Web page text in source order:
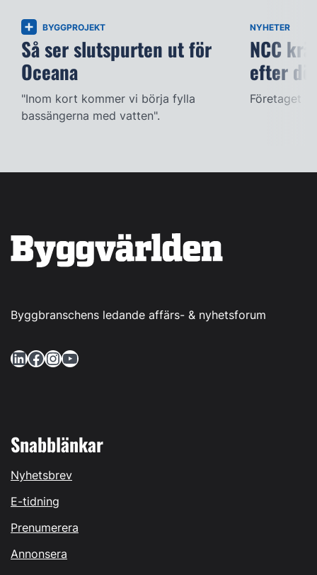
BYGGPROJEKT
Så ser slutspurten ut för
Oceana
"Inom kort kommer vi börja fylla
bassängerna med vatten".
NYHETER
NCC
efter
Företaget
Byggbranschens ledande affärs- & nyhetsforum
LinkedIn Facebook InstagramYouTube
Snabblänkar
Nyhetsbrev
E-tidning
Prenumerera
Annonsera